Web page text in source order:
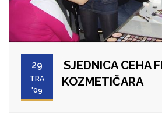
29
TRA
'09
SJEDNICA CEHA
KOZMETIČARA